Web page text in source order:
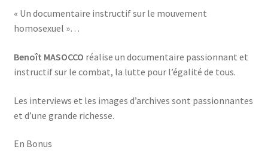
« Un documentaire instructif sur le mouvement
homosexuel »…
Benoît MASOCCO réalise un documentaire passionnant et
instructif sur le combat, la lutte pour l’égalité de tous.
Les interviews et les images d’archives sont passionnantes
et d’une grande richesse.
En Bonus